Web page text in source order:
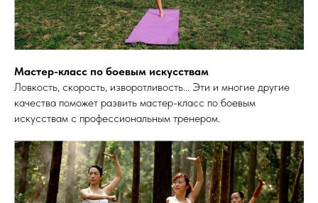
Мастер-класс по боевым искусствам
Ловкость, скорость, изворотливость... Эти и многие другие
качества поможет развить мастер-класс по боевым
искусствам с профессиональным тренером.